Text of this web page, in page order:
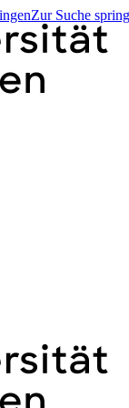
Zur Suche